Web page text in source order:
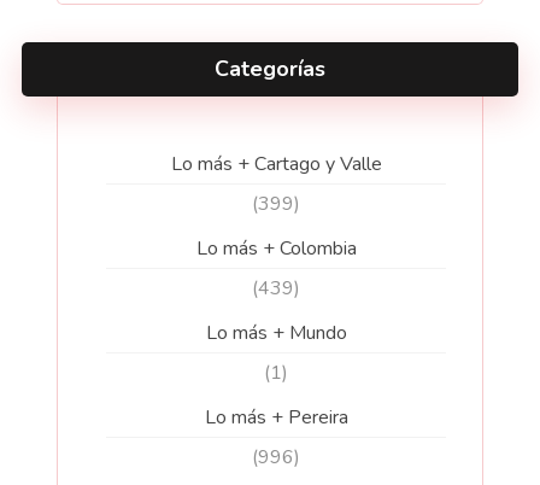
Categorías
Lo más + Cartago y Valle
(399)
Lo más + Colombia
(439)
Lo más + Mundo
(1)
Lo más + Pereira
(996)